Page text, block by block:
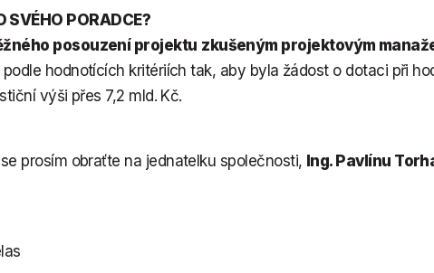
SVÉHO PORADCE?
posouzení projektu zkušeným projektovým
hodnotících kritériích tak, aby byla žádost o dotaci při
výši přes 7,2 mld. Kč.
prosím obraťte na jednatelku společnosti, Ing. Pavlínu